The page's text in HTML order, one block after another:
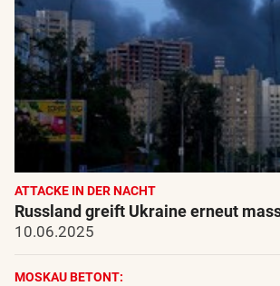
ATTACKE IN DER NACHT
Russland greift Ukraine erneut
10.06.2025
MOSKAU BETONT: